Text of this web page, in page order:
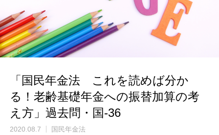
「国民年金法 これを読めば分か
る！老齢基礎年金への振替加算の考
え方」過去問・国-36
2020.08.7 国民年金法